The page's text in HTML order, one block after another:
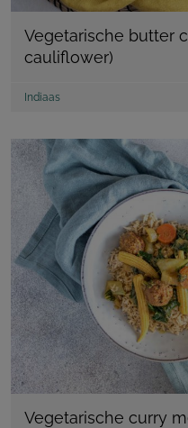
Vegetarische butter
cauliflower)
Indiaas
Vegetarische curry